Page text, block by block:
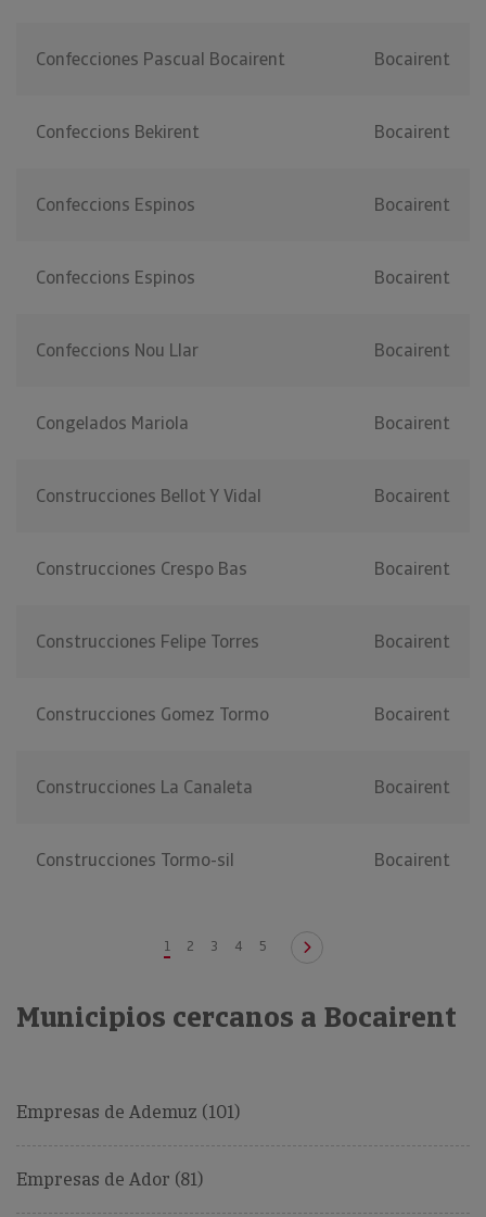
Confecciones Pascual Bocairent Bocairent
Confeccions Bekirent Bocairent
Confeccions Espinos Bocairent
Confeccions Espinos Bocairent
Confeccions Nou Llar Bocairent
Congelados Mariola Bocairent
Construcciones Bellot Y Vidal Bocairent
Construcciones Crespo Bas Bocairent
Construcciones Felipe Torres Bocairent
Construcciones Gomez Tormo Bocairent
Construcciones La Canaleta Bocairent
Construcciones Tormo-sil Bocairent
1 2 3 4 5
Municipios cercanos a Bocairent
Empresas de Ademuz (101)
Empresas de Ador (81)